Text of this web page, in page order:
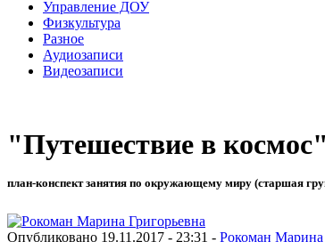
Управление ДОУ
Физкультура
Разное
Аудиозаписи
Видеозаписи
"Путешествие в космос"
план-конспект занятия по окружающему миру (старшая
Опубликовано 19.11.2017 - 23:31 - Рокоман Марина